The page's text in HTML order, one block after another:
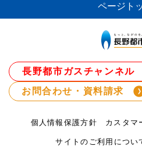
ページト
長野都市ガスチャンネル
お問合わせ・資料請求
個人情報保護方針 カスタマ
サイトのご利用につい